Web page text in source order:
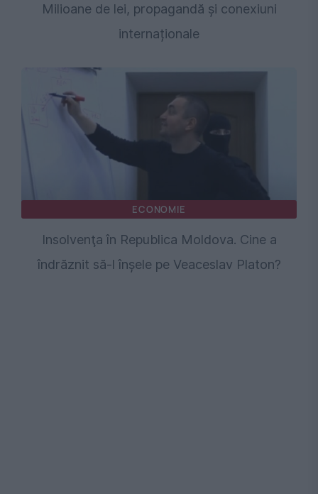
Milioane de lei, propagandă și conexiuni
internaționale
ECONOMIE
Insolvenţa în Republica Moldova. Cine a
îndrăznit să-l înşele pe Veaceslav Platon?